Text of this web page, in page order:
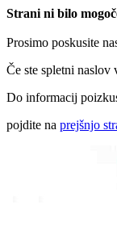
Strani ni bilo
Prosimo poskusite
Če ste spletni
Do informacij
pojdite na prejšnjo